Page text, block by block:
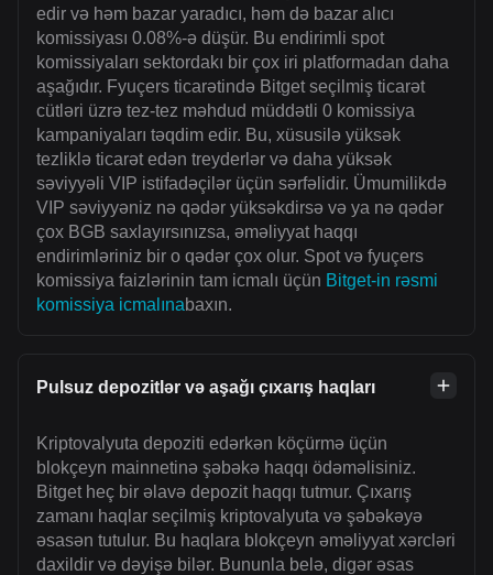
edir və həm bazar yaradıcı, həm də bazar alıcı
komissiyası 0.08%-ə düşür. Bu endirimli spot
komissiyaları sektordakı bir çox iri platformadan daha
aşağıdır. Fyuçers ticarətində Bitget seçilmiş ticarət
cütləri üzrə tez-tez məhdud müddətli 0 komissiya
kampaniyaları təqdim edir. Bu, xüsusilə yüksək
tezliklə ticarət edən treyderlər və daha yüksək
səviyyəli VIP istifadəçilər üçün sərfəlidir. Ümumilikdə
VIP səviyyəniz nə qədər yüksəkdirsə və ya nə qədər
çox BGB saxlayırsınızsa, əməliyyat haqqı
endirimləriniz bir o qədər çox olur. Spot və fyuçers
komissiya faizlərinin tam icmalı üçün Bitget-in rəsmi
komissiya icmalınabaxın.
Pulsuz depozitlər və aşağı çıxarış haqları
Kriptovalyuta depoziti edərkən köçürmə üçün
blokçeyn mainnetinə şəbəkə haqqı ödəməlisiniz.
Bitget heç bir əlavə depozit haqqı tutmur. Çıxarış
zamanı haqlar seçilmiş kriptovalyuta və şəbəkəyə
əsasən tutulur. Bu haqlara blokçeyn əməliyyat xərcləri
daxildir və dəyişə bilər. Bununla belə, digər əsas